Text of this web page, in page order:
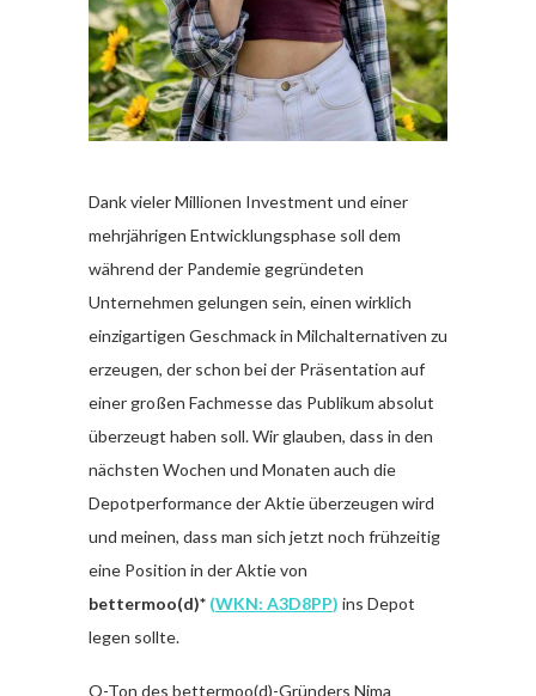
Dank vieler Millionen Investment und einer
mehrjährigen Entwicklungsphase soll dem
während der Pandemie gegründeten
Unternehmen gelungen sein, einen wirklich
einzigartigen Geschmack in Milchalternativen zu
erzeugen, der schon bei der Präsentation auf
einer großen Fachmesse das Publikum absolut
überzeugt haben soll. Wir glauben, dass in den
nächsten Wochen und Monaten auch die
Depotperformance der Aktie überzeugen wird
und meinen, dass man sich jetzt noch frühzeitig
eine Position in der Aktie von
bettermoo(d)* (WKN: A3D8PP) ins Depot
legen sollte.
O-Ton des bettermoo(d)-Gründers Nima